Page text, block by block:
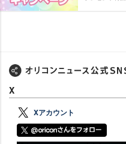
X
Xアカウント